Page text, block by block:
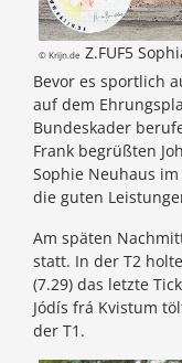
© Krijn.de Z.FUF5
Bevor es sportlich
auf dem
Bundeskader
Frank begrüßten
Sophie Neuhaus
die guten
Am späten
statt. In der T2
(7.29) das letzte
Jódís frá Kvistum
der T1.